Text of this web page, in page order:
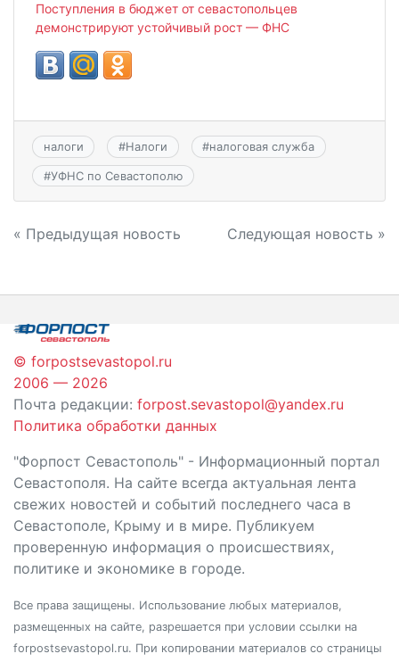
Поступления в бюджет от севастопольцев
демонстрируют устойчивый рост — ФНС
налоги #Налоги #налоговая служба
#УФНС по Севастополю
Навигация
записям
« Предыдущая новость Следующая новость »
© forpostsevastopol.ru
2006 — 2026
Почта редакции: forpost.sevastopol@yandex.ru
Политика обработки данных
"Форпост Севастополь" - Информационный портал
Севастополя. На сайте всегда актуальная лента
свежих новостей и событий последнего часа в
Севастополе, Крыму и в мире. Публикуем
проверенную информация о происшествиях,
политике и экономике в городе.
Все права защищены. Использование любых материалов,
размещенных на сайте, разрешается при условии ссылки на
forpostsevastopol.ru. При копировании материалов со страницы